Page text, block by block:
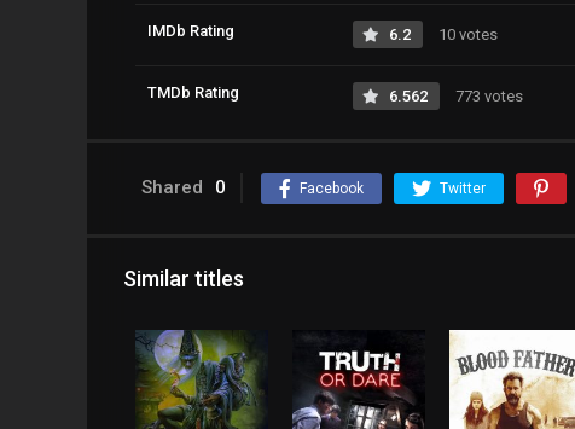
IMDb Rating 6.2 10 votes
TMDb Rating 6.562 773 votes
Shared 0 Facebook Twitter
Similar titles